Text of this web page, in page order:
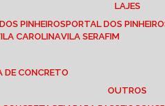
LAJES
PINHEIROS PORTAL DOS
VILA CAROLINA VILA SERAFIM
DE CONCRETO
OUTROS